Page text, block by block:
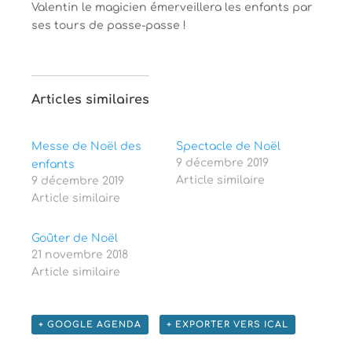
Valentin le magicien émerveillera les enfants par
ses tours de passe-passe !
Articles similaires
Messe de Noël des
enfants
9 décembre 2019
Article similaire
Spectacle de Noël
9 décembre 2019
Article similaire
Goûter de Noël
21 novembre 2018
Article similaire
+ GOOGLE AGENDA + EXPORTER VERS ICAL